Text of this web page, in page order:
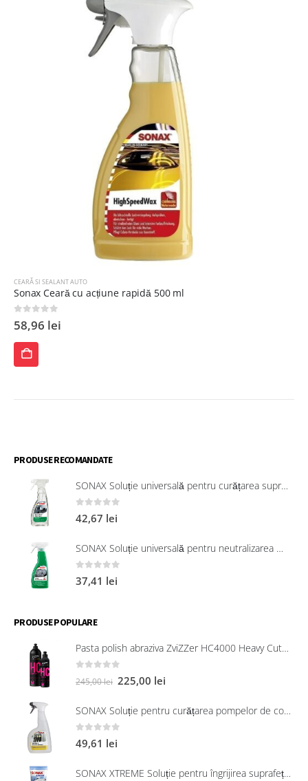
CEARĂ SI SEALANT AUTO
Sonax Ceară cu acțiune rapidă 500 ml
out of 5
58,96 lei
ÎN
PRODUSE RECOMANDATE
SONAX Soluție universală pentru curățarea suprafețelor interioare 321200
out of 5
42,67 lei
SONAX Soluție universală pentru neutralizarea mirosurilor neplăcute
out of 5
37,41 lei
PRODUSE POPULARE
Pasta polish abraziva ZviZZer HC4000 Heavy Cut 750 ml
245,00lei 225,00 lei
SONAX Soluție pentru curățarea pompelor de combustibil, 750 ml
out of 5
49,61 lei
SONAX XTREME Soluție pentru îngrijirea suprafețelor exterioare din plastic 250 ml